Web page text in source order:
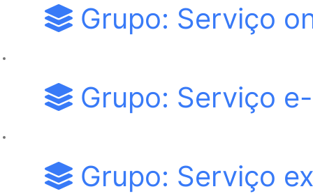
Grupo: Serviço
Grupo: Serviço
Grupo: Serviço